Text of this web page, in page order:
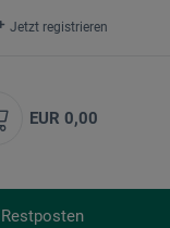
Jetzt registrieren
EUR 0,00
Restposten